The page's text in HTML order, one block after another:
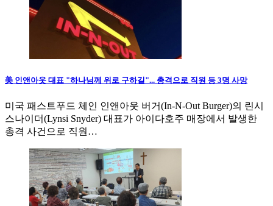
美 인앤아웃 대표 "하나님께 위로 구하길"... 총격으로 직원 등 3명 사망
미국 패스트푸드 체인 인앤아웃 버거(In-N-Out Burger)의 린시
스나이더(Lynsi Snyder) 대표가 아이다호주 매장에서 발생한
총격 사건으로 직원…